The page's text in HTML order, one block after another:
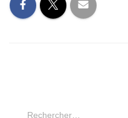
R
Rechercher…